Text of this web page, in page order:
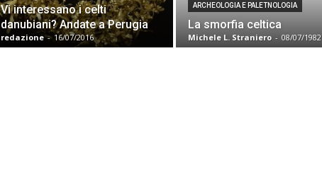
Vi interessano i celti
danubiani? Andate a Perugia
redazione - 16/07/2016
ARCHEOLOGIA E PALETNOLOGIA
La smorfia celtica
Michele L. Straniero - 08/07/1982